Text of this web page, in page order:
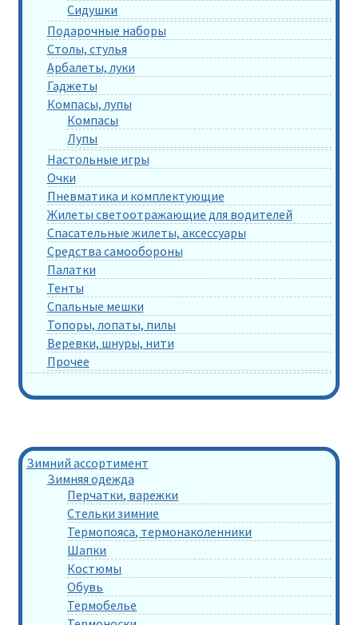
Сидушки
Подарочные наборы
Столы, стулья
Арбалеты, луки
Гаджеты
Компасы, лупы
Компасы
Лупы
Настольные игры
Очки
Пневматика и комплектующие
Жилеты светоотражающие для водителей
Спасательные жилеты, аксессуары
Средства самообороны
Палатки
Тенты
Спальные мешки
Топоры, лопаты, пилы
Веревки, шнуры, нити
Прочее
Зимний ассортимент
Зимняя одежда
Перчатки, варежки
Стельки зимние
Термопояса, термонаколенники
Шапки
Костюмы
Обувь
Термобелье